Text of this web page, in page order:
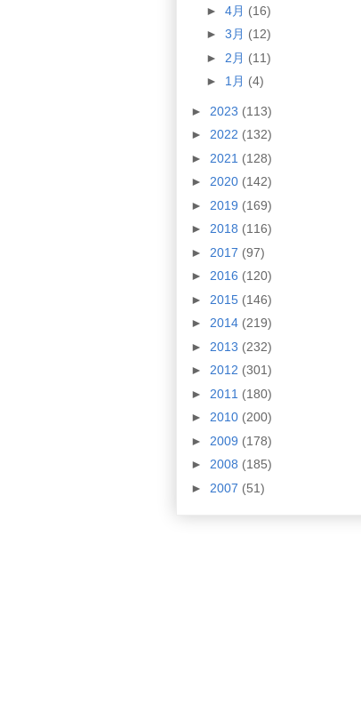
► 4月 (16)
► 3月 (12)
► 2月 (11)
► 1月 (4)
► 2023 (113)
► 2022 (132)
► 2021 (128)
► 2020 (142)
► 2019 (169)
► 2018 (116)
► 2017 (97)
► 2016 (120)
► 2015 (146)
► 2014 (219)
► 2013 (232)
► 2012 (301)
► 2011 (180)
► 2010 (200)
► 2009 (178)
► 2008 (185)
► 2007 (51)